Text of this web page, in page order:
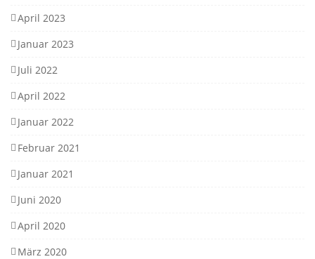
April 2023
Januar 2023
Juli 2022
April 2022
Januar 2022
Februar 2021
Januar 2021
Juni 2020
April 2020
März 2020